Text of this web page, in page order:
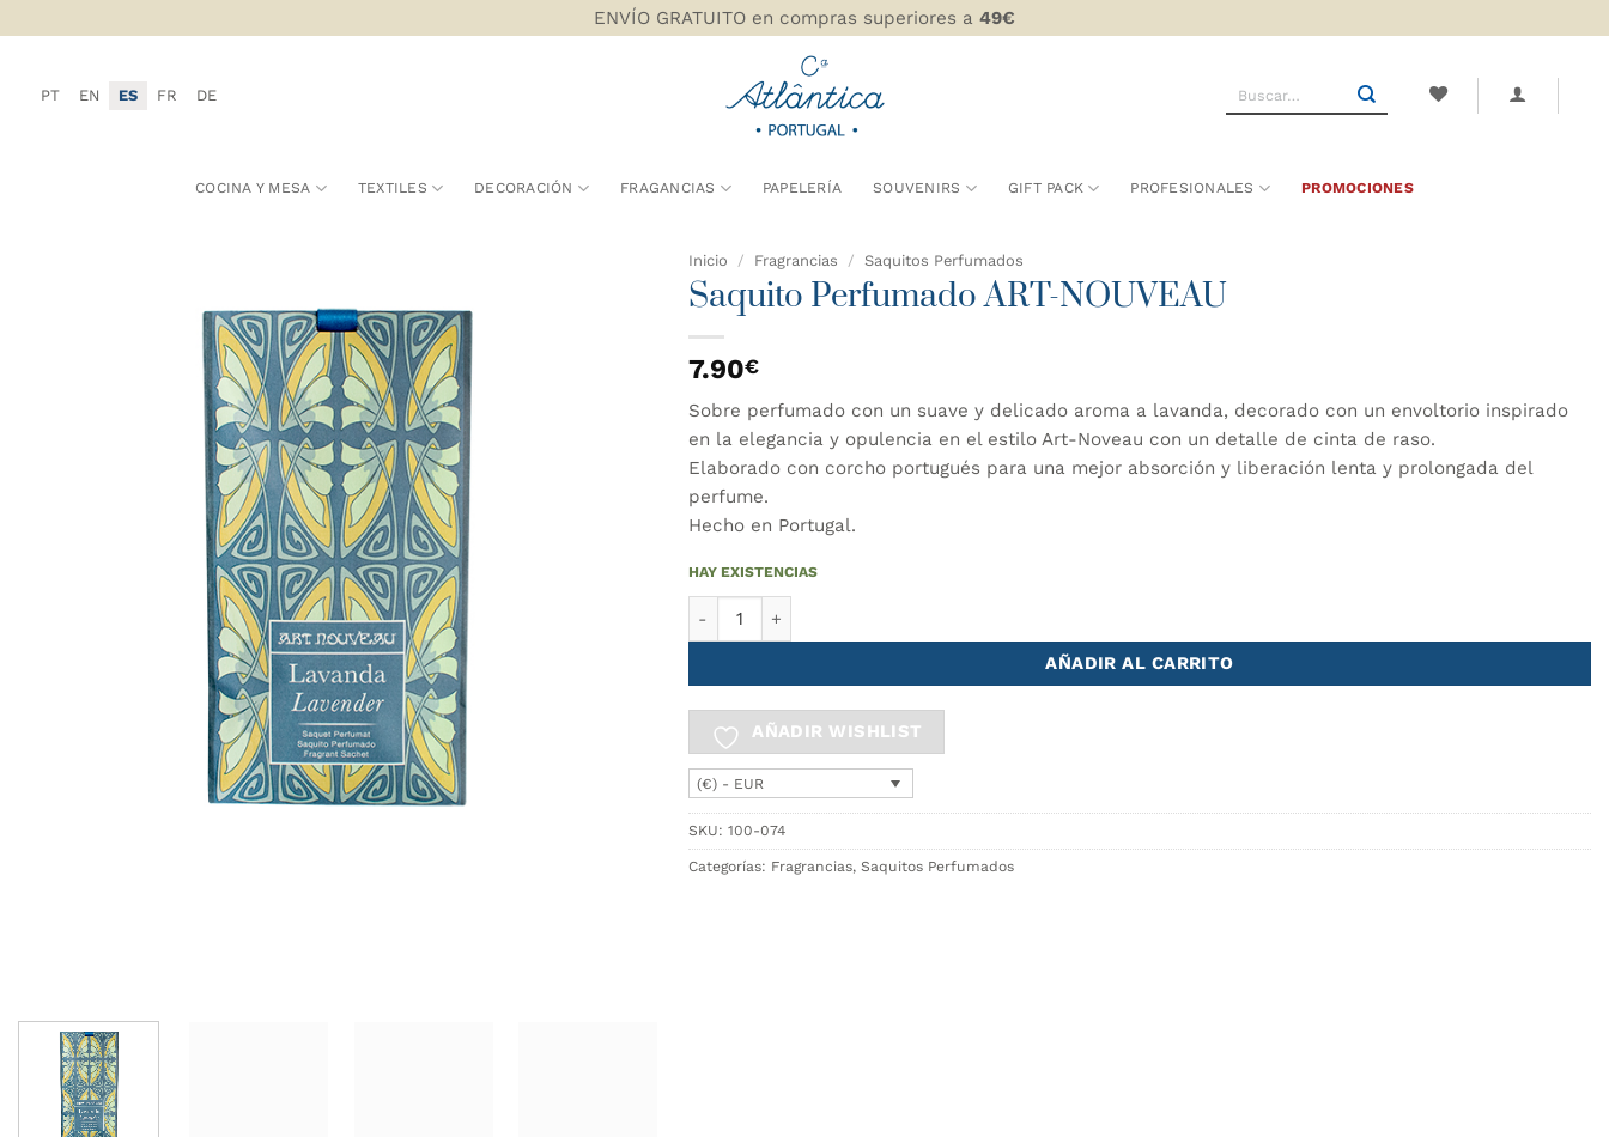
al
ENVÍO GRATUITO en compras superiores a 49€
PT EN ES FR DE
COCINA Y MESA TEXTILES DECORACIÓN FRAGANCIAS PAPELERÍA SOUVENIRS GIFT PACK PROFESIONALES PROMOCIONES
Inicio / Fragrancias / Saquitos Perfumados
Saquito Perfumado ART-NOUVEAU
7.90€
Sobre perfumado con un suave y delicado aroma a lavanda, decorado con un envoltorio inspirado
en la elegancia y opulencia en el estilo Art-Noveau con un detalle de cinta de raso.
Elaborado con corcho portugués para una mejor absorción y liberación lenta y prolongada del
perfume.
Hecho en Portugal.
HAY EXISTENCIAS
AÑADIR AL CARRITO
AÑADIR WISHLIST
(€) - EUR
SKU: 100-074
Categorías: Fragrancias, Saquitos Perfumados